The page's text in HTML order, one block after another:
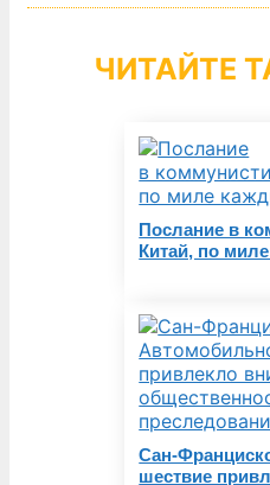
ЧИТАЙТЕ
Послание в
Китай, по
Сан-
шествие